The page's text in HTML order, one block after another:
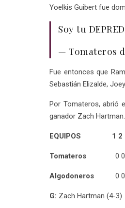
Yoelkis Guibert fue
Soy tu
— Tomateros
Fue entonces que
Sebastián Elizalde,
Por Tomateros, abrió
ganador Zach Hartman.
EQUIPOS 1 2 3
Tomateros 0 0 0
Algodoneros 0 0 0
G: Zach Hartman (4-3)